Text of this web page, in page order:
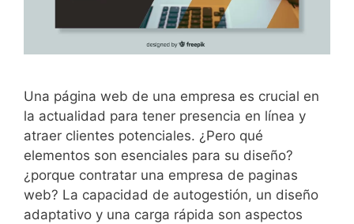
Una página web de una empresa es crucial en
la actualidad para tener presencia en línea y
atraer clientes potenciales. ¿Pero qué
elementos son esenciales para su diseño?
¿porque contratar una empresa de paginas
web? La capacidad de autogestión, un diseño
adaptativo y una carga rápida son aspectos